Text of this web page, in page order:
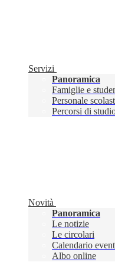
Servizi
Panoramica
Famiglie e
Personale
Percorsi di
Novità
Panoramica
Le notizie
Le circolari
Calendario
Albo online